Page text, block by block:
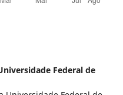
Federal de